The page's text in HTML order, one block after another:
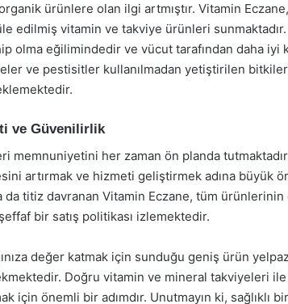
ürünlere olan ilgi artmıştır. Vitamin
edilmiş vitamin ve takviye ürünleri
olma eğilimindedir ve vücut tarafından daha iyi
ve pestisitler kullanılmadan yetiştirilen
ve Güvenilirlik
memnuniyetini her zaman ön planda
artırmak ve hizmeti geliştirmek adına büyük
titiz davranan Vitamin Eczane, tüm
bir satış politikası izlemektedir.
değer katmak için sunduğu geniş ürün
Doğru vitamin ve mineral takviyeleri ile
için önemli bir adımdır. Unutmayın ki, sağlıklı